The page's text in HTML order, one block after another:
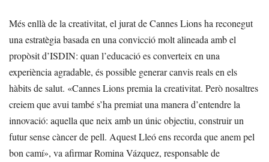
Més enllà de la creativitat, el jurat de Cannes Lions ha reconegut
una estratègia basada en una convicció molt alineada amb el
propòsit d’ISDIN: quan l’educació es converteix en una
experiència agradable, és possible generar canvis reals en els
hàbits de salut. «Cannes Lions premia la creativitat. Però nosaltres
creiem que avui també s’ha premiat una manera d’entendre la
innovació: aquella que neix amb un únic objectiu, construir un
futur sense càncer de pell. Aquest Lleó ens recorda que anem pel
bon camí», va afirmar Romina Vázquez, responsable de